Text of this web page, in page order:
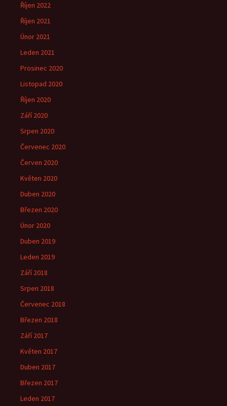
Říjen 2022
Říjen 2021
Únor 2021
Leden 2021
Prosinec 2020
Listopad 2020
Říjen 2020
Září 2020
Srpen 2020
Červenec 2020
Červen 2020
Květen 2020
Duben 2020
Březen 2020
Únor 2020
Duben 2019
Leden 2019
Září 2018
Srpen 2018
Červenec 2018
Březen 2018
Září 2017
Květen 2017
Duben 2017
Březen 2017
Leden 2017